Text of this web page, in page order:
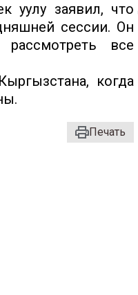
уулу заявил, что
сессии. Он
все
когда
Печать